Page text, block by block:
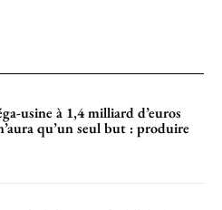
usine à 1,4 milliard d’euros
qu’un seul but : produire